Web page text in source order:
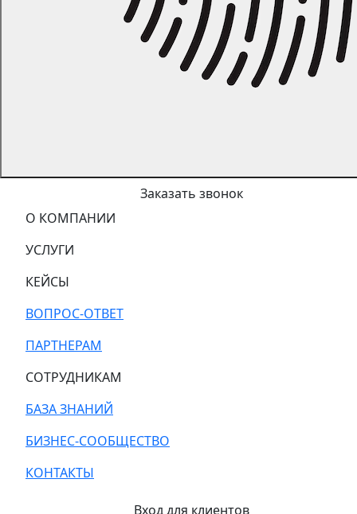
Заказать звонок
О КОМПАНИИ
УСЛУГИ
КЕЙСЫ
ВОПРОС-ОТВЕТ
ПАРТНЕРАМ
СОТРУДНИКАМ
БАЗА ЗНАНИЙ
БИЗНЕС-СООБЩЕСТВО
КОНТАКТЫ
Вход для клиентов